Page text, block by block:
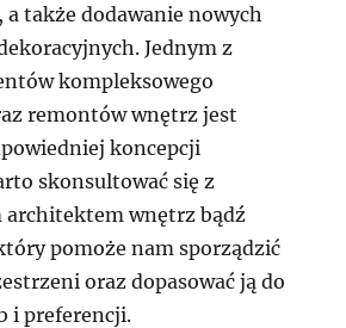
także dodawanie nowych
Jednym z
kompleksowego
remontów wnętrz jest
koncepcji
skonsultować się z
architektem wnętrz bądź
pomoże nam sporządzić
oraz dopasować ją do
i preferencji.